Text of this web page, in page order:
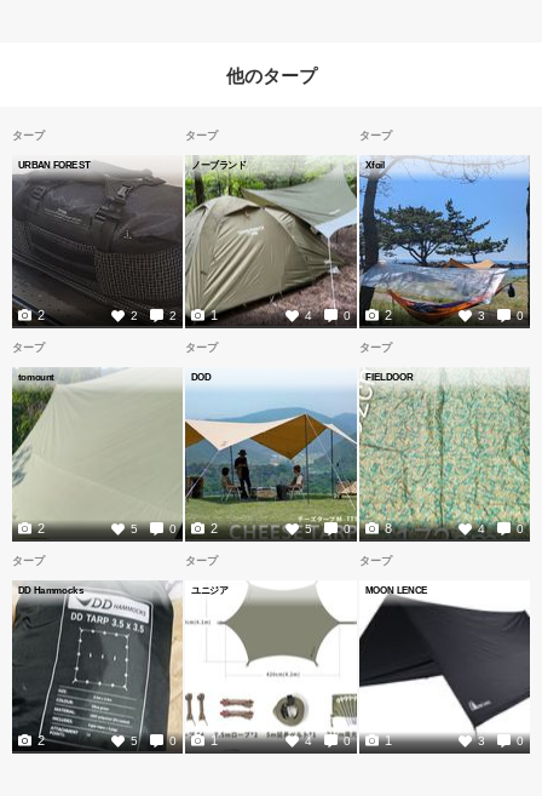
他のタープ
タープ
URBAN FOREST
2 2
2
タープ
ノーブランド
4 0
1
タープ
Xfoil
3 0
2
タープ
tomount
5 0
2
タープ
DOD
5 0
2
タープ
FIELDOOR
4 0
8
タープ
DD Hammocks
5 0
2
タープ
ユニジア
4 0
1
タープ
MOON LENCE
3 0
1